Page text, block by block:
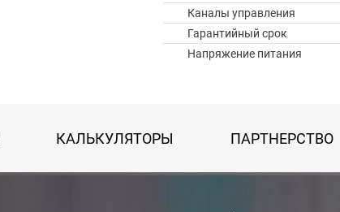
Каналы управления
Гарантийный срок
Напряжение питания
КАЛЬКУЛЯТОРЫ ПАРТНЕРСТВО